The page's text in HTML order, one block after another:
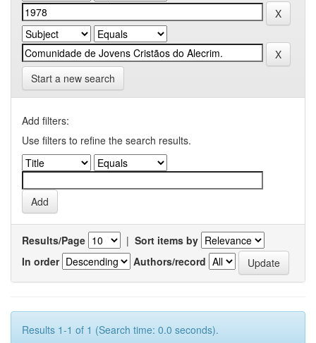
Start a new search
Add filters:
Use filters to refine the search results.
Results/Page | Sort items by
In order
Authors/record
Results 1-1 of 1 (Search time: 0.0 seconds).